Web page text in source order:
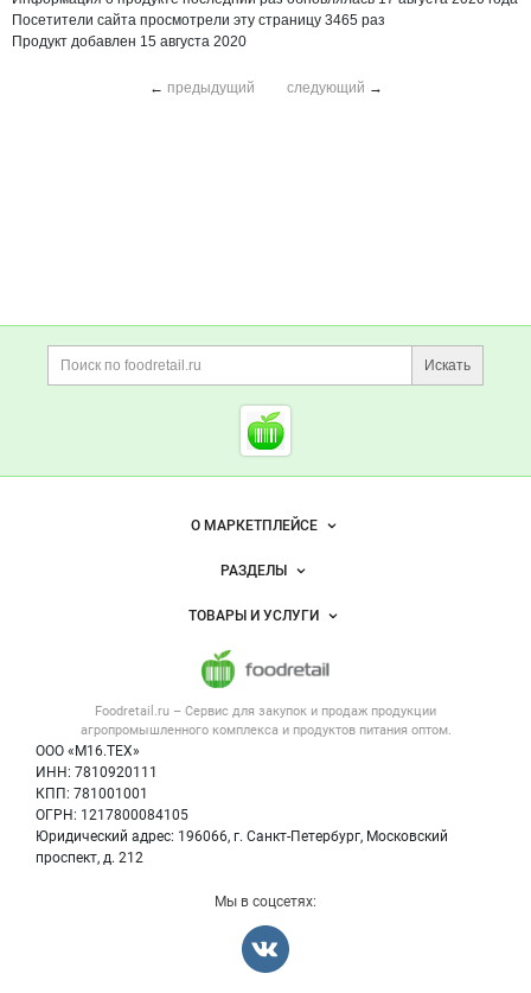
Посетители сайта просмотрели эту страницу 3465 раз
Продукт добавлен 15 августа 2020
← предыдущий следующий →
Дополнительная информация
Поиск по сайту и
Искать
Cсылки на полезные
Foodretail.ru
— продукты
Важные разделы и контакты
Foodretail.ru – Сервис для закупок и продаж продукции
агропромышленного комплекса и продуктов питания оптом.
ООО «М16.ТЕХ»
ИНН: 7810920111
КПП: 781001001
ОГРН: 1217800084105
Юридический адрес: 196066, г. Санкт-Петербург, Московский
проспект, д. 212
Навигация по сайтуО МАРКЕТПЛЕЙСЕ
Новости Foodretail.ru
Размещение рекламы
Публичная оферта
Контактная информация
Политика обработки персональных данных
РАЗДЕЛЫ
Объявления
Новости рынка
Вакансии
ТОВАРЫ И УСЛУГИ
Напитки, соки, вода
Оборудование для пищепрома
Информация о компаниях
Мы в соцсетях: